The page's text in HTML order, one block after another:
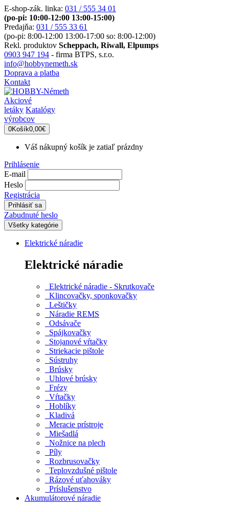
E-shop-zák. linka: 031 / 555 34 01
(po-pi: 10:00-12:00 13:00-15:00)
Predajňa: 031 / 555 33 61
(po-pi: 8:00-12:00 13:00-17:00 so: 8:00-12:00)
Rekl. produktov Scheppach, Riwall, Elpumps
0903 947 194 - firma BTPS, s.r.o.
info@hobbynemeth.sk
Doprava a platba
Kontakt
Akciové
letáky Katalógy
výrobcov
0Košík0,00€
Váš nákupný košík je zatiaľ prázdny
Prihlásenie
E-mail
Heslo
Registrácia
Zabudnuté heslo
Všetky kategórie
Elektrické náradie
Elektrické náradie
Elektrické náradie - Skrutkovače
Klincovačky, sponkovačky
Leštičky
Náradie REMS
Odsávače
Spájkovačky
Stojanové vŕtačky
Striekacie pištole
Sústruhy
Brúsky
Uhlové brúsky
Frézy
Vŕtačky
Hoblíky
Kladivá
Meracie prístroje
Miešadlá
Nožnice na plech
Píly
Rozbrusovačky
Teplovzdušné pištole
Rázové uťahováky
Príslušenstvo
Akumulátorové náradie